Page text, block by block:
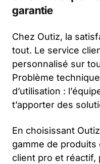
garantie
Chez Outiz, la
tout. Le service
personnalisé sur
Problème
d’utilisation :
t’apporter des
En choisissant
gamme de produits
client pro et réactif,